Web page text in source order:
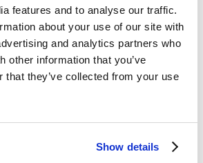
features and to analyse our traffic.
about your use of our site with
and analytics partners who
other information that you’ve
that they’ve collected from your use
Show details
Vantage